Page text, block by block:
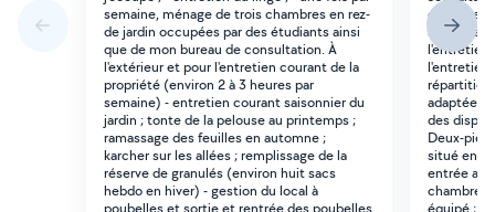
semaine, ménage de trois chambres en rez-
de jardin occupées par des étudiants ainsi
que de mon bureau de consultation. À
l'extérieur et pour l'entretien courant de la
propriété (environ 2 à 3 heures par
semaine) - entretien courant saisonnier du
jardin ; tonte de la pelouse au printemps ;
ramassage des feuilles en automne ;
karcher sur les allées ; remplissage de la
réserve de granulés (environ huit sacs
hebdo en hiver) - gestion du local à
poubelles et sortie et rentrée des poubelles
échange
réguliers :
l'entretien
l'entretien
répartition
adaptée
des
Deux-
situé en
entrée
chambre ;
équipé ; -